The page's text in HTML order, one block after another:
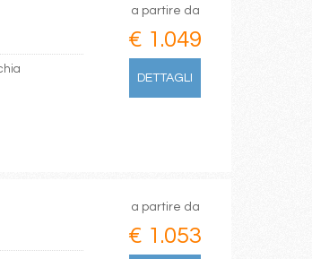
a partire da
€ 1.049
DETTAGLI
a partire da
€ 1.053